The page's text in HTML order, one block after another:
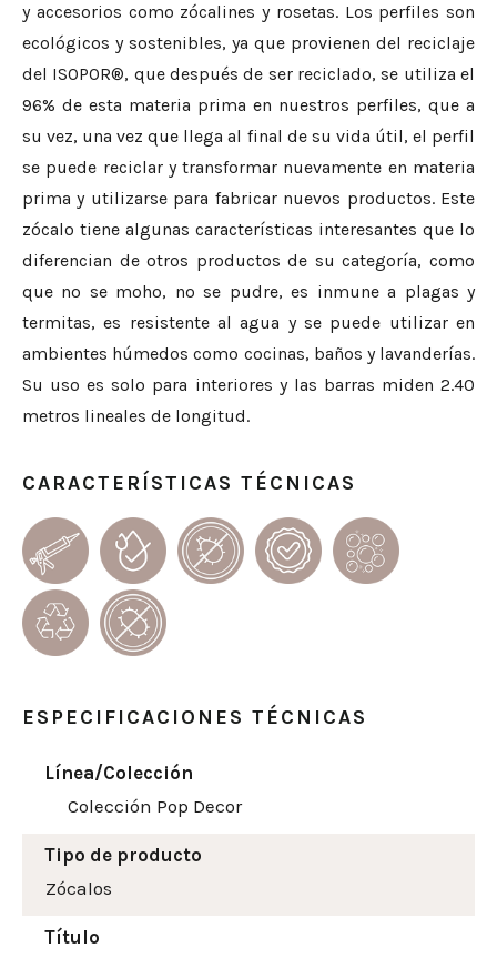
y accesorios como zócalines y rosetas. Los perfiles son
ecológicos y sostenibles, ya que provienen del reciclaje
del ISOPOR®, que después de ser reciclado, se utiliza el
96% de esta materia prima en nuestros perfiles, que a
su vez, una vez que llega al final de su vida útil, el perfil
se puede reciclar y transformar nuevamente en materia
prima y utilizarse para fabricar nuevos productos. Este
zócalo tiene algunas características interesantes que lo
diferencian de otros productos de su categoría, como
que no se moho, no se pudre, es inmune a plagas y
termitas, es resistente al agua y se puede utilizar en
ambientes húmedos como cocinas, baños y lavanderías.
Su uso es solo para interiores y las barras miden 2.40
metros lineales de longitud.
CARACTERÍSTICAS TÉCNICAS
ESPECIFICACIONES TÉCNICAS
Línea/Colección
Colección Pop Decor
Tipo de producto
Zócalos
Título